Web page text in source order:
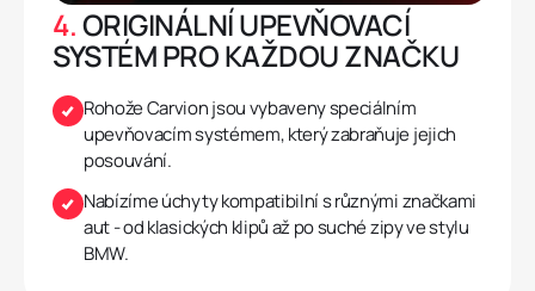
4.ORIGINÁLNÍ UPEVŇOVACÍ
SYSTÉM PRO KAŽDOU ZNAČKU
Rohože Carvion jsou vybaveny speciálním
upevňovacím systémem, který zabraňuje jejich
posouvání.
Nabízíme úchyty kompatibilní s různými značkami
aut - od klasických klipů až po suché zipy ve stylu
BMW.